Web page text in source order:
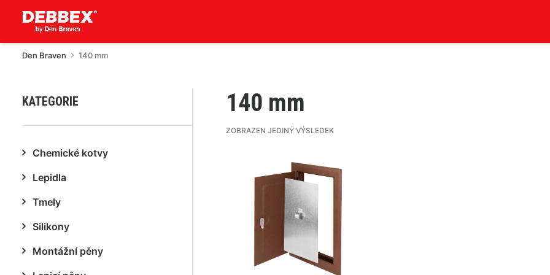
Den Braven 140 mm
KATEGORIE
Chemické kotvy
Lepidla
Tmely
Silikony
Montážní pěny
140 mm
ZOBRAZEN JEDINÝ VÝSLEDEK